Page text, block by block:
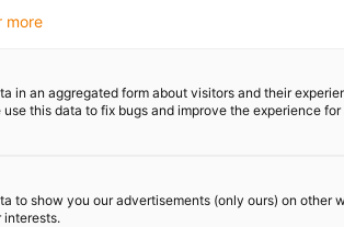
antas först efter inpressning i hålet.
en säker presspassning av lagren.
more
in an aggregated form about visitors and their
use this data to fix bugs and improve the experience for
to show you our advertisements (only ours) on other
interests.